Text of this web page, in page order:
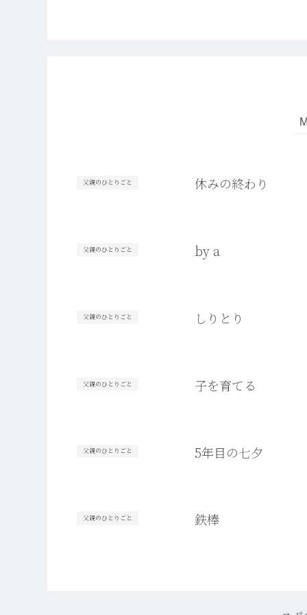
父親のひとりごと 休みの終わり
父親のひとりごと by a
父親のひとりごと しりとり
父親のひとりごと 子を育てる
父親のひとりごと 5年目の七夕
父親のひとりごと 鉄棒